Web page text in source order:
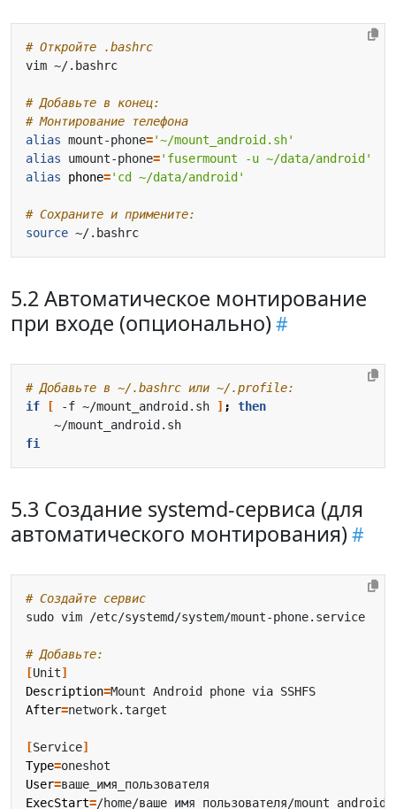
# Откройте .bashrc
# Добавьте в конец:
# Монтирование телефона
alias mount-phone='~/mount_android.sh'
alias umount-phone='fusermount -u ~/data/android'
alias
phone='cd ~/data/android'
# Сохраните и примените:
source
5.2 Автоматическое монтирование
при входе (опционально)
# Добавьте в ~/.bashrc или ~/.profile:
if
[ -f ~/mount_android.sh ] ;
then
fi
5.3 Создание systemd-сервиса (для
автоматического монтирования)
# Создайте сервис
# Добавьте:
[Unit]
Description=
After=
[Service]
Type=
User=
ExecStart=